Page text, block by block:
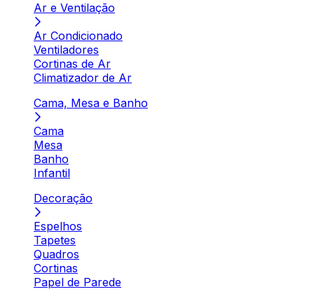
Ar e Ventilação
Ar Condicionado
Ventiladores
Cortinas de Ar
Climatizador de Ar
Cama, Mesa e Banho
Cama
Mesa
Banho
Infantil
Decoração
Espelhos
Tapetes
Quadros
Cortinas
Papel de Parede